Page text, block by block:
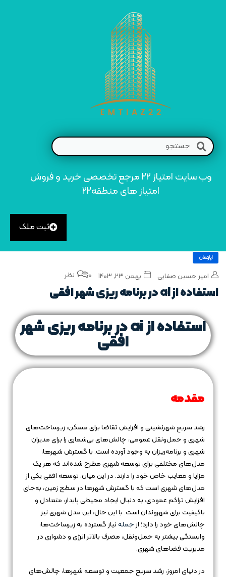
وب سایت امتیاز 22 مرجع تخصصی خرید و فروش
امتیاز های منطقه22
ثبت ملک
اپارتمان
امیر حسین صفایی بهمن ۲۳, ۱۴۰۳ 0 نظر
استفاده از ai در برنامه‌ ریزی شهر افقی
استفاده از ai در برنامه‌ ریزی شهر
افقی
مقدمه
رشد سریع شهرنشینی و افزایش تقاضا برای مسکن، زیرساخت‌های
شهری و حمل‌ونقل عمومی، چالش‌های بی‌شماری را برای مدیران
شهری و برنامه‌ریزان به وجود آورده است. با گسترش شهرها،
مدل‌های مختلفی برای توسعه شهری مطرح شده‌اند که هر یک
مزایا و معایب خاص خود را دارند. در این میان، توسعه افقی یکی از
مدل‌های شهری است که با گسترش شهرها در سطح زمین، به‌جای
افزایش تراکم عمودی، به دنبال ایجاد محیطی پایدار، متعادل و
باکیفیت برای شهروندان است. با این حال، این مدل شهری نیز
چالش‌های خود را دارد؛ از جملهنیاز گسترده به زیرساخت‌ها،
وابستگی بیشتر به حمل‌ونقل، مصرف بالاتر انرژی و دشواری در
مدیریت فضاهای شهری.
در دنیای امروز، رشد سریع جمعیت و توسعه شهرها، چالش‌های